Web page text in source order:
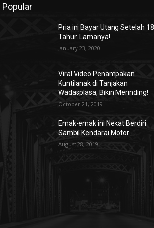
Popular
Pria ini Bayar Utang Setelah 18
Tahun Lamanya!
January 23, 2020
Viral Video Penampakan
Kuntilanak di Tanjakan
Wadasplasa, Bikin Merinding!
October 21, 2019
Emak-emak ini Nekat Berdiri
Sambil Kendarai Motor
August 28, 2019